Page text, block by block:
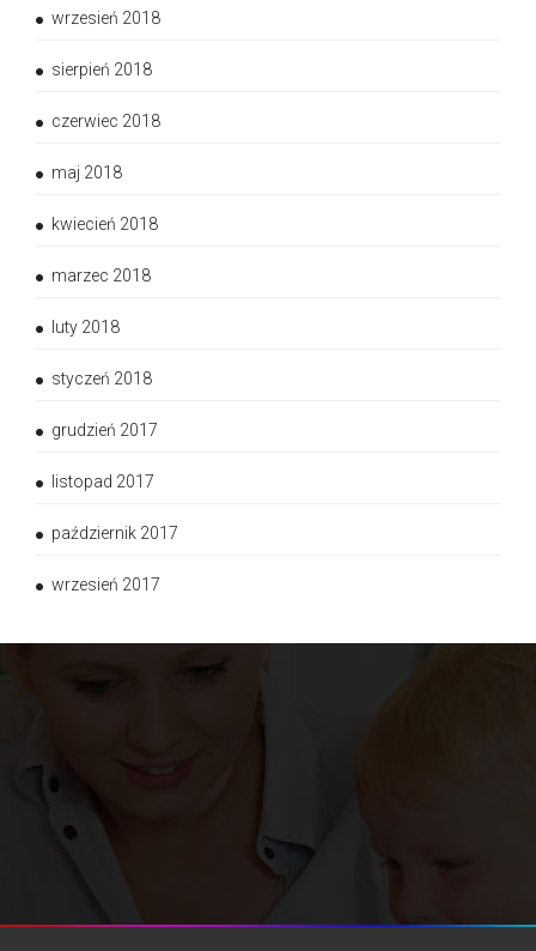
wrzesień 2018
sierpień 2018
czerwiec 2018
maj 2018
kwiecień 2018
marzec 2018
luty 2018
styczeń 2018
grudzień 2017
listopad 2017
październik 2017
wrzesień 2017